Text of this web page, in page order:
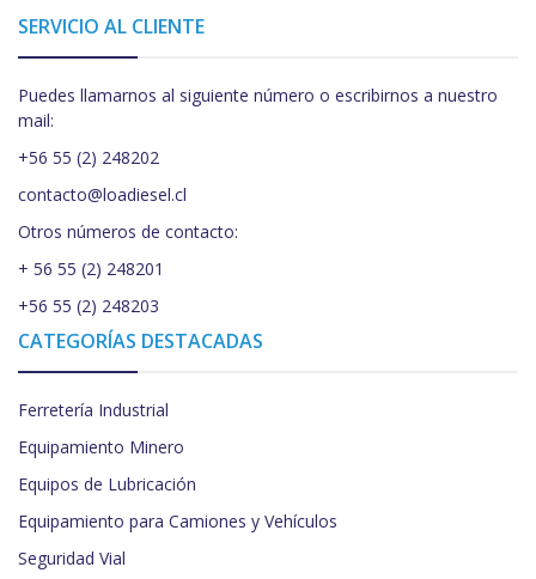
SERVICIO AL CLIENTE
Puedes llamarnos al siguiente número o escribirnos a nuestro
mail:
+56 55 (2) 248202
contacto@loadiesel.cl
Otros números de contacto:
+ 56 55 (2) 248201
+56 55 (2) 248203
CATEGORÍAS DESTACADAS
Ferretería Industrial
Equipamiento Minero
Equipos de Lubricación
Equipamiento para Camiones y Vehículos
Seguridad Vial